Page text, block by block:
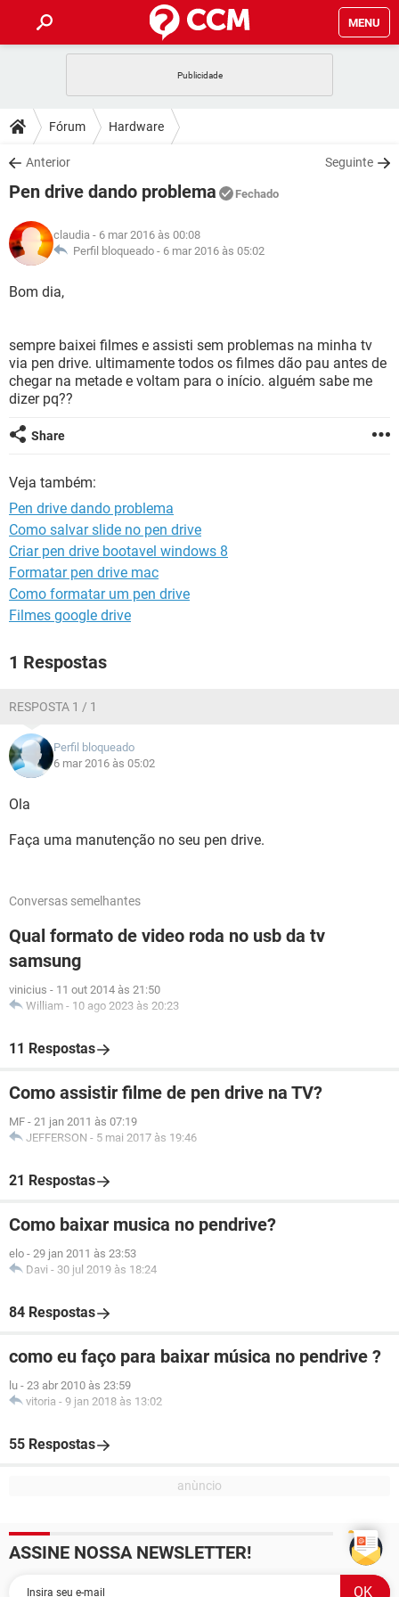
MENU
CELULAR
OUTLOOK
INSTAGRAM GMAIL
GUIA DE COMPRAS
DICAS
JOGOS
INSTAGRAM
GUIA DE COMPRAS
DOWNLOADS
JOGOS WHATSAPP
CELULAR
OUTLOOK EXCEL
INSTAGRAM
JOGOS
CELULAR
OUTLOOK
GUIA DE COMPRAS
GLOSSÁRIO
JOGOS
OUTLOOK EXCEL
INSTAGRAM GMAIL
GUIA DE COMPRAS
Fórum Hardware
Anterior Seguinte
Pen drive dando problema Fechado
claudia - 6 mar 2016 às 00:08
Perfil bloqueado - 6 mar 2016 às 05:02
Bom dia,
sempre baixei filmes e assisti sem problemas na minha tv
via pen drive. ultimamente todos os filmes dão pau antes de
chegar na metade e voltam para o início. alguém sabe me
dizer pq??
Share
Veja também:
Pen drive dando problema
Como salvar slide no pen drive
Criar pen drive bootavel windows 8
Formatar pen drive mac
Como formatar um pen drive
Filmes google drive
1 Respostas
RESPOSTA 1 / 1
Perfil bloqueado
6 mar 2016 às 05:02
Ola
Faça uma manutenção no seu pen drive.
Conversas semelhantes
Qual formato de video roda no usb da tv
samsung
vinicius - 11 out 2014 às 21:50
William - 10 ago 2023 às 20:23
11 Respostas
Como assistir filme de pen drive na TV?
MF - 21 jan 2011 às 07:19
JEFFERSON - 5 mai 2017 às 19:46
21 Respostas
Como baixar musica no pendrive?
elo - 29 jan 2011 às 23:53
Davi - 30 jul 2019 às 18:24
84 Respostas
como eu faço para baixar música no pendrive ?
lu - 23 abr 2010 às 23:59
vitoria - 9 jan 2018 às 13:02
55 Respostas
ASSINE NOSSA NEWSLETTER!